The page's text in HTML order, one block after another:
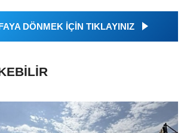
DÖNMEK İÇİN TIKLAYINIZ